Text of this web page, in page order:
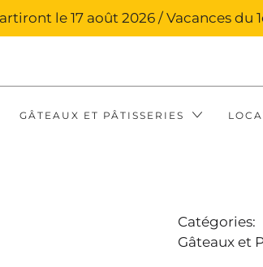
le 17 août 2026 / Vacances du
GÂTEAUX ET PÂTISSERIES
Catégories:
Gâteaux et